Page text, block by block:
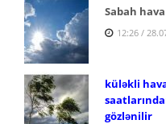
Sabah
12:26 /
küləkli
gözlənilir